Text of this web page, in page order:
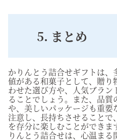
5. まとめ
かりんとう詰合せギフトは
値がある和菓子として、贈
わせた選び方や、人気ブラ
ることでしょう。また、品
や、美しいパッケージも重
注意し、長持ちさせることで
を存分に楽しむことができ
りんとう詰合せは、心温ま